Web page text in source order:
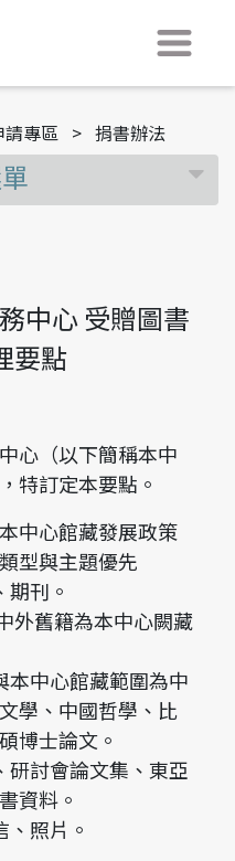
請專區 > 捐書辦法
中心 受贈圖書
要點
心（以下簡稱本中
特訂定本要點。
中心館藏發展政策
型與主題優先
刊。
舊籍為本中心闕藏
中心館藏範圍為中
學、中國哲學、比
博士論文。
討會論文集、東亞
資料。
照片。